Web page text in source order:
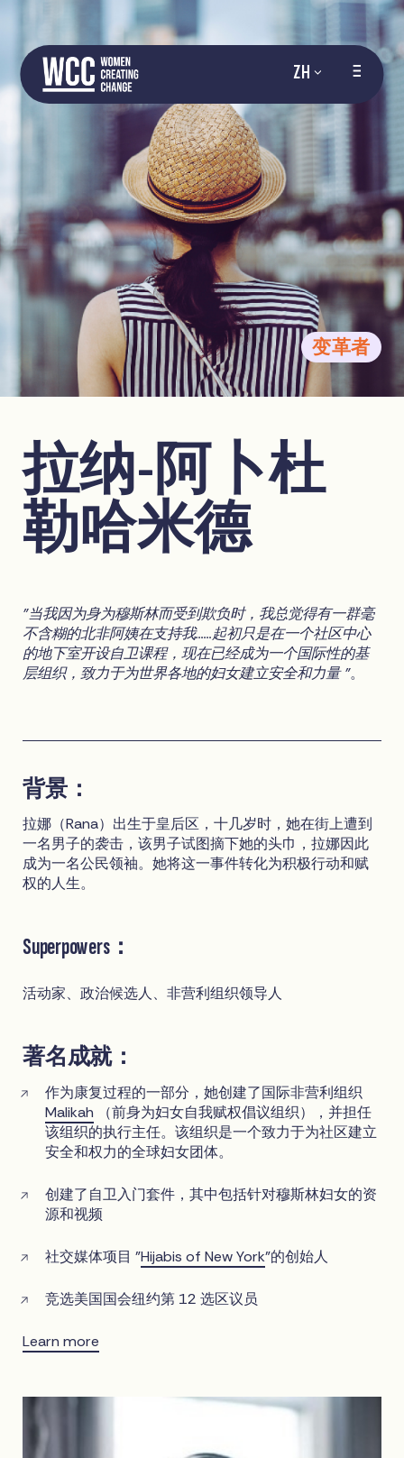
ZH
变革者
拉纳-阿卜杜
勒哈米德
"当我因为身为穆斯林而受到欺负时，我总觉得有一群毫
不含糊的北非阿姨在支持我......起初只是在一个社区中心
的地下室开设自卫课程，现在已经成为一个国际性的基
层组织，致力于为世界各地的妇女建立安全和力量 "。
背景：
拉娜（Rana）出生于皇后区，十几岁时，她在街上遭到
一名男子的袭击，该男子试图摘下她的头巾，拉娜因此
成为一名公民领袖。她将这一事件转化为积极行动和赋
权的人生。
Superpowers：
活动家、政治候选人、非营利组织领导人
著名成就：
作为康复过程的一部分，她创建了国际非营利组织
Malikah （前身为妇女自我赋权倡议组织），并担任
该组织的执行主任。该组织是一个致力于为社区建立
安全和权力的全球妇女团体。
创建了自卫入门套件，其中包括针对穆斯林妇女的资
源和视频
社交媒体项目 "Hijabis of New York"的创始人
竞选美国国会纽约第 12 选区议员
Learn more